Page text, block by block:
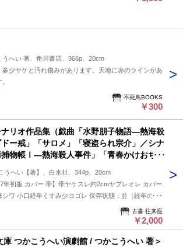
うへい 著、角川書店、366p、20cm
多少ヤケと汚れ傷みがあります。天地に赤のラインがあ
不死鳥BOOKS
￥300
リオ作品集（戯曲「水野朋子物語―熱海殺
ー戒」「サロメ」「寝盗られ宗介」／シナ
捕物帳Ⅰ―熱海殺人事件」「青春かけおち
） 1
うへい【著】、白水社、344p、20cm
年初版 カバー 帯】帯ヤケスレ約2cmヤブレオレ カバー
シワ 小口経年くすみ少ヨゴレ 保存状態：並（経年の跡
古書 往来座
￥2,000
庫 つかこうへい演劇館 / つかこうへい 著＞